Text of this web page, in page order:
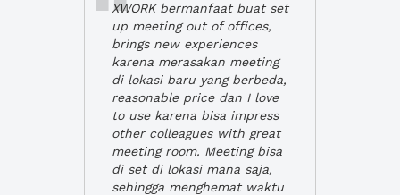
XWORK bermanfaat buat set
up meeting out of offices,
brings new experiences
karena merasakan meeting
di lokasi baru yang berbeda,
reasonable price dan I love
to use karena bisa impress
other colleagues with great
meeting room. Meeting bisa
di set di lokasi mana saja,
sehingga menghemat waktu